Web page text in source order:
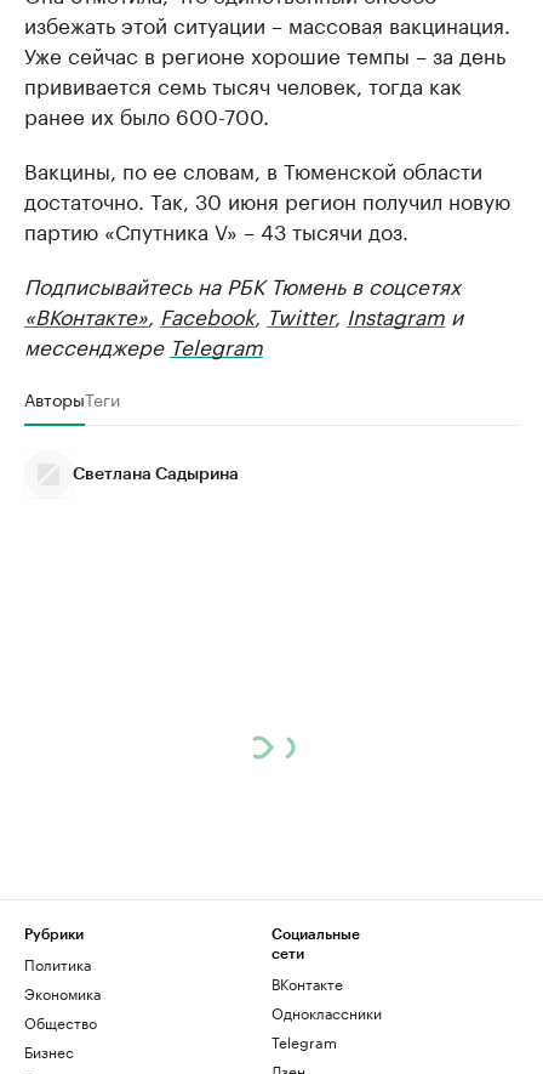
избежать этой ситуации – массовая вакцинация.
Уже сейчас в регионе хорошие темпы – за день
прививается семь тысяч человек, тогда как
ранее их было 600-700.
Вакцины, по ее словам, в Тюменской области
достаточно. Так, 30 июня регион получил новую
партию «Спутника V» – 43 тысячи доз.
Подписывайтесь на РБК Тюмень в соцсетях
«ВКонтакте», Facebook, Twitter, Instagram и
мессенджере Telegram
АвторыТеги
Светлана Садырина
Рубрики
Политика
Экономика
Общество
Бизнес
Социальные
сети
ВКонтакте
Одноклассники
Telegram